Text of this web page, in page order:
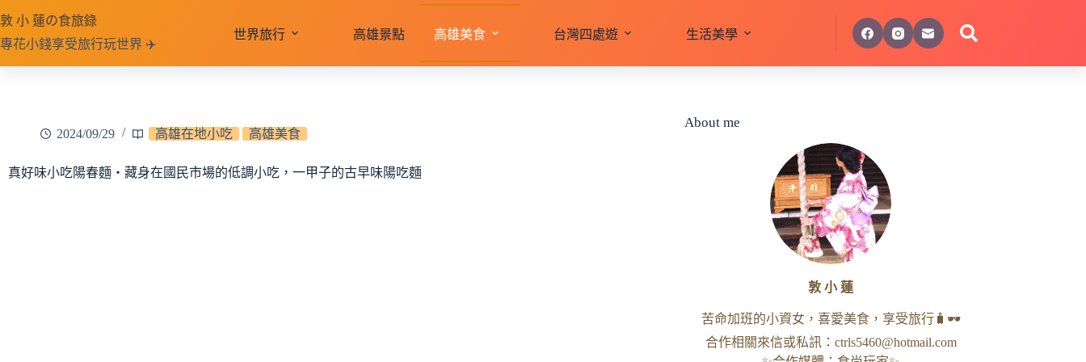
至
主
要
敦 小 蓮の食旅錄
專花小錢享受旅行玩世界 ✈️
世界旅行 高雄景點 高雄美食 台灣四處遊 生活美學
2024/09/29 高雄在地小吃 高雄美食
真好味小吃陽春麵‧藏身在國民市場的低調小吃，一甲子的古早味陽吃麵
About me
敦 小 蓮
苦命加班的小資女，喜愛美食，享受旅行🧳🕶
合作相關來信或私訊： ctrls5460@hotmail.com